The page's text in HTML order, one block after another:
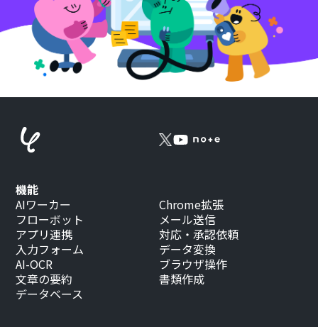
機能
AIワーカー
フローボット
アプリ連携
入力フォーム
AI-OCR
文章の要約
データベース
Chrome拡張
メール送信
対応・承認依頼
データ変換
ブラウザ操作
書類作成